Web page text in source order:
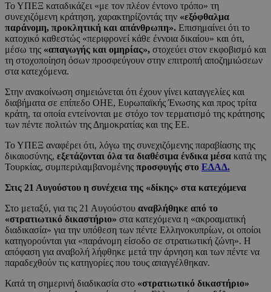
Το ΥΠΕΞ καταδικάζει «με τον πλέον έντονο τρόπο» τη
συνεχιζόμενη κράτηση, χαρακτηρίζοντάς την «εξόφθαλμα
παράνομη, προκλητική και απάνθρωπη». Επισημαίνει ότι το
κατοχικό καθεστώς «περιφρονεί κάθε έννοια δικαίου» και ότι,
μέσω της «απαγωγής και ομηρίας», στοχεύει στον εκφοβισμό και
τη στοχοποίηση όσων προσφεύγουν στην επιτροπή αποζημιώσεων
στα κατεχόμενα.
Στην ανακοίνωση σημειώνεται ότι έχουν γίνει καταγγελίες και
διαβήματα σε επίπεδο ΟΗΕ, Ευρωπαϊκής Ένωσης και προς τρίτα
κράτη, τα οποία εντείνονται με στόχο τον τερματισμό της κράτησης
των πέντε πολιτών της Δημοκρατίας και της ΕΕ.
Το ΥΠΕΞ αναφέρει ότι, λόγω της συνεχιζόμενης παραβίασης της
δικαιοσύνης, εξετάζονται όλα τα διαθέσιμα ένδικα μέσα κατά της
Τουρκίας, συμπεριλαμβανομένης προσφυγής στο ΕΔΑΔ.
Στις 21 Αυγούστου η συνέχεια της «δίκης» στα κατεχόμενα
Στο μεταξύ, για τις 21 Αυγούστου αναβλήθηκε από το
«στρατιωτικό δικαστήριο» στα κατεχόμενα η «ακροαματική
διαδικασία» για την υπόθεση των πέντε Ελληνοκυπρίων, οι οποίοι
κατηγορούνται για «παράνομη είσοδο σε στρατιωτική ζώνη». Η
απόφαση για αναβολή λήφθηκε μετά την άρνηση και των πέντε να
παραδεχθούν τις κατηγορίες που τους απαγγέλθηκαν.
Κατά τη σημερινή διαδικασία στο «στρατιωτικό δικαστήριο»